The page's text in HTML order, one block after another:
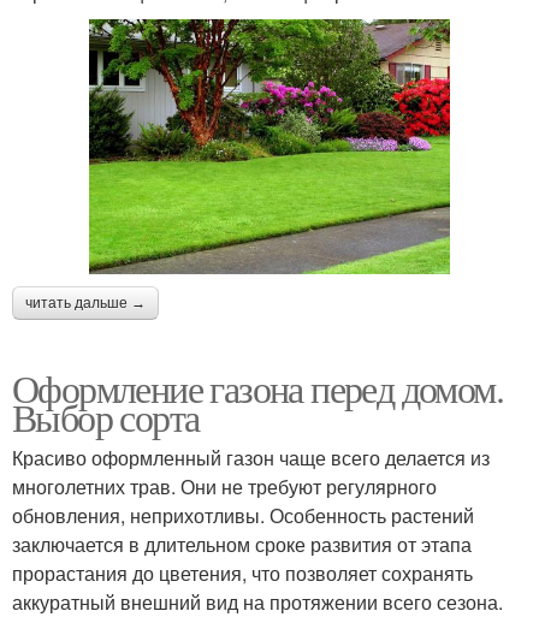
читать дальше →
Оформление газона перед домом.
Выбор сорта
Красиво оформленный газон чаще всего делается из
многолетних трав. Они не требуют регулярного
обновления, неприхотливы. Особенность растений
заключается в длительном сроке развития от этапа
прорастания до цветения, что позволяет сохранять
аккуратный внешний вид на протяжении всего сезона.